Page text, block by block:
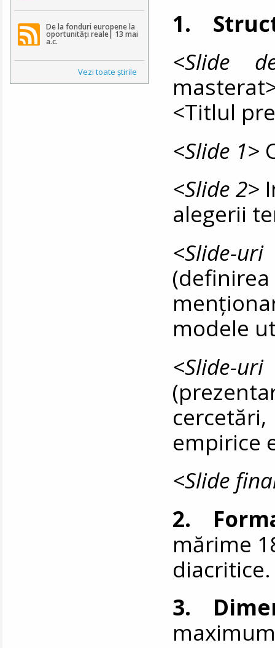
De la fonduri europene la
oportunități reale| 13 mai
a.c.
Vezi toate ştirile
1.
<Slide
<Titlul
<Slide 1>
<Slide 2>
alegerii
<Slide-
modele
<Slide-
empirice
<Slide
2.
mărime
diacritice.
3.